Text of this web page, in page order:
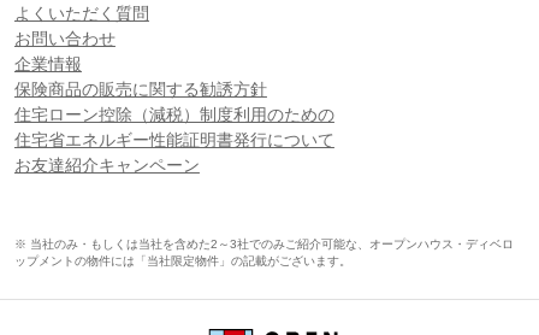
よくいただく質問
お問い合わせ
企業情報
保険商品の販売に関する勧誘方針
住宅ローン控除（減税）制度利用のための
住宅省エネルギー性能証明書発行について
お友達紹介キャンペーン
※ 当社のみ・もしくは当社を含めた2～3社でのみご紹介可能な、オープンハウス・ディベロ
ップメントの物件には「当社限定物件」の記載がございます。